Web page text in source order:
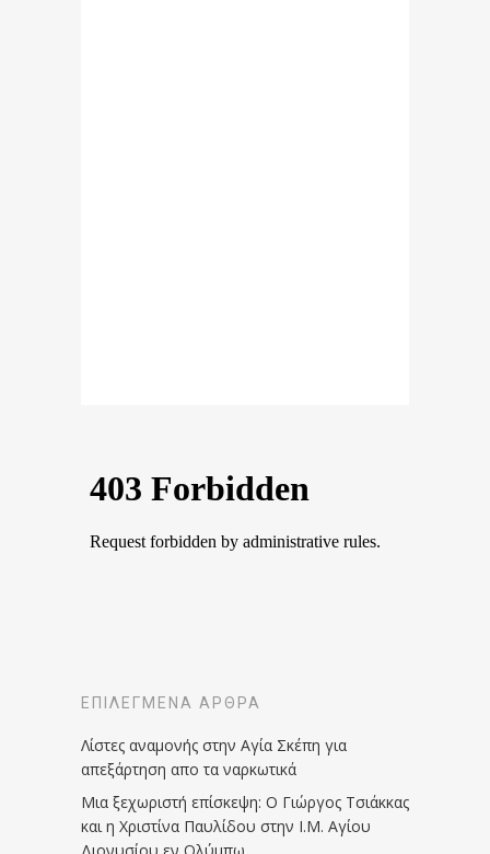
ΕΠΙΛΕΓΜΈΝΑ ΆΡΘΡΑ
Λίστες αναμονής στην Αγία Σκέπη για
απεξάρτηση απο τα ναρκωτικά
Μια ξεχωριστή επίσκεψη: Ο Γιώργος Τσιάκκας
και η Χριστίνα Παυλίδου στην Ι.Μ. Αγίου